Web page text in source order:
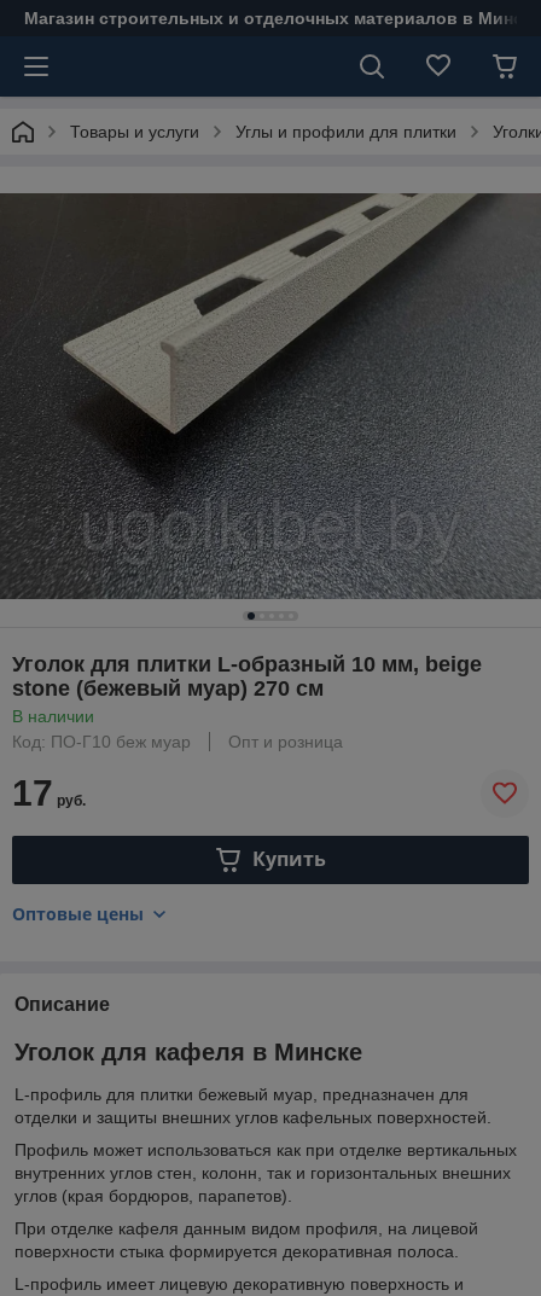
Магазин строительных и отделочных материалов в Минске
Товары и услуги Углы и профили для плитки
Уголок для плитки L-образный 10 мм, beige
stone (бежевый муар) 270 см
В наличии
Код: ПО-Г10 беж муар
Опт и розница
17 руб.
Купить
Оптовые цены
Описание
Уголок для кафеля в Минске
L-профиль для плитки бежевый муар, предназначен для
отделки и защиты внешних углов кафельных поверхностей.
Профиль может использоваться как при отделке вертикальных
внутренних углов стен, колонн, так и горизонтальных внешних
углов (края бордюров, парапетов).
При отделке кафеля данным видом профиля, на лицевой
поверхности стыка формируется декоративная полоса.
L-профиль имеет лицевую декоративную поверхность и